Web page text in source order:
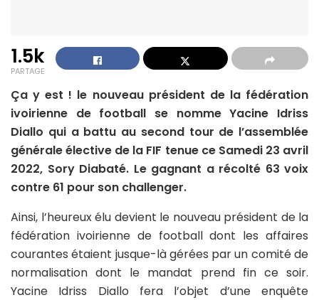
1.5k
PARTAGE
Ça y est ! le nouveau président de la fédération
ivoirienne de football se nomme Yacine Idriss
Diallo qui a battu au second tour de l’assemblée
générale élective de la FIF tenue ce Samedi 23 avril
2022, Sory Diabaté. Le gagnant a récolté 63 voix
contre 61 pour son challenger.
Ainsi, l’heureux élu devient le nouveau président de la
fédération ivoirienne de football dont les affaires
courantes étaient jusque-là gérées par un comité de
normalisation dont le mandat prend fin ce soir.
Yacine Idriss Diallo fera l’objet d’une enquête